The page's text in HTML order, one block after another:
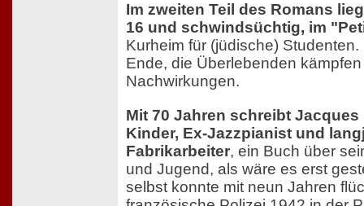
Im zweiten Teil des Romans
16 und schwindsüchtig, im
Kurheim für (jüdische)
Ende, die Überlebenden
Nachwirkungen.
Mit 70 Jahren schreibt Jacques
Kinder, Ex-Jazzpianist und
Fabrikarbeiter, ein Buch über
und Jugend, als wäre es erst
selbst konnte mit neun Jahren